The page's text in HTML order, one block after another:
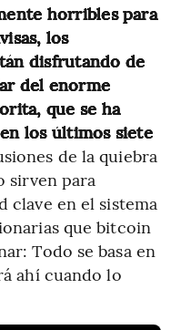
horribles para
los
disfrutando de
del enorme
que se ha
los últimos siete
de la quiebra
sirven para
clave en el sistema
que bitcoin
Todo se basa en
ahí cuando lo